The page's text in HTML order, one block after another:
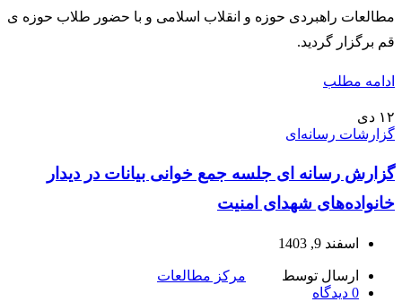
مطالعات راهبردی حوزه و انقلاب اسلامی و با حضور طلاب حوزه ی
قم برگزار گردید.
ادامه مطلب
۱۲ دی
گزارشات رسانه‌ای
گزارش رسانه ای جلسه جمع خوانی بیانات در دیدار
خانواده‌های شهدای امنیت
اسفند 9, 1403
ارسال توسط
مرکز مطالعات
0 دیدگاه